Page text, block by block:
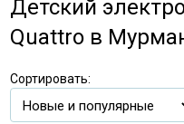
Детский
Quattro в
Сортировать: